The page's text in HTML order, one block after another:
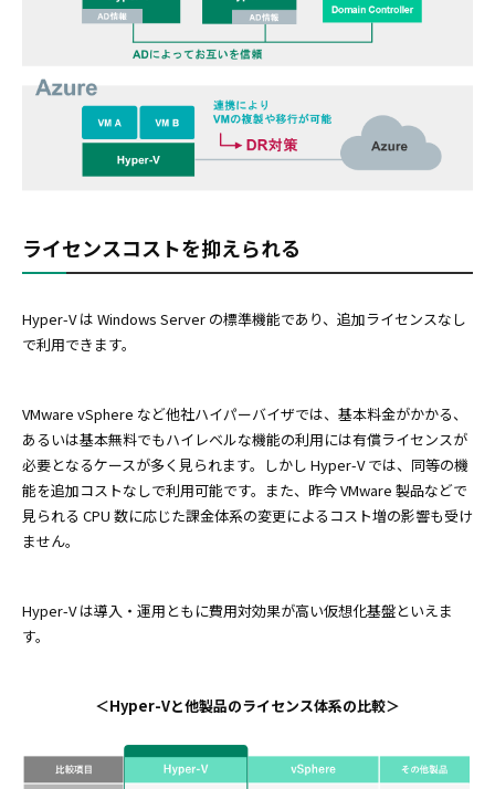
ライセンスコストを抑えられる
Hyper-V は Windows Server の標準機能であり、追加ライセンスなし
で利用できます。
VMware vSphere など他社ハイパーバイザでは、基本料金がかかる、
あるいは基本無料でもハイレベルな機能の利用には有償ライセンスが
必要となるケースが多く見られます。しかし Hyper-V では、同等の機
能を追加コストなしで利用可能です。また、昨今 VMware 製品などで
見られる CPU 数に応じた課金体系の変更によるコスト増の影響も受け
ません。
Hyper-V は導入・運用ともに費用対効果が高い仮想化基盤といえま
す。
＜Hyper-Vと他製品のライセンス体系の比較＞